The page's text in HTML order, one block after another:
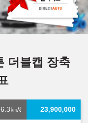
더블캡 장축
㎞/ℓ 23,900,000